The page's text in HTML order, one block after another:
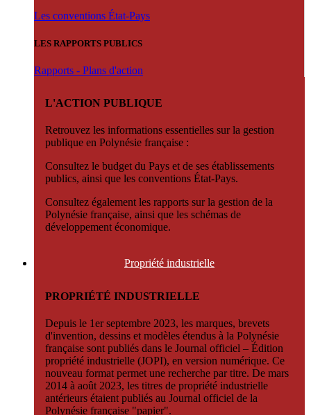
Les conventions État-Pays
LES RAPPORTS PUBLICS
Rapports - Plans d'action
L'ACTION PUBLIQUE
Retrouvez les informations essentielles sur la gestion
publique en Polynésie française :
Consultez le budget du Pays et de ses établissements
publics, ainsi que les conventions État-Pays.
Consultez également les rapports sur la gestion de la
Polynésie française, ainsi que les schémas de
développement économique.
Propriété industrielle
PROPRIÉTÉ INDUSTRIELLE
Depuis le 1er septembre 2023, les marques, brevets
d'invention, dessins et modèles étendus à la Polynésie
française sont publiés dans le Journal officiel – Édition
propriété industrielle (JOPI), en version numérique. Ce
nouveau format permet une recherche par titre. De mars
2014 à août 2023, les titres de propriété industrielle
antérieurs étaient publiés au Journal officiel de la
Polynésie française "papier".